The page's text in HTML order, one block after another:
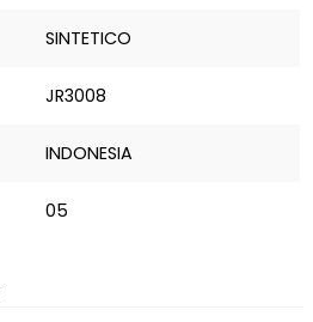
SINTETICO
JR3008
INDONESIA
05